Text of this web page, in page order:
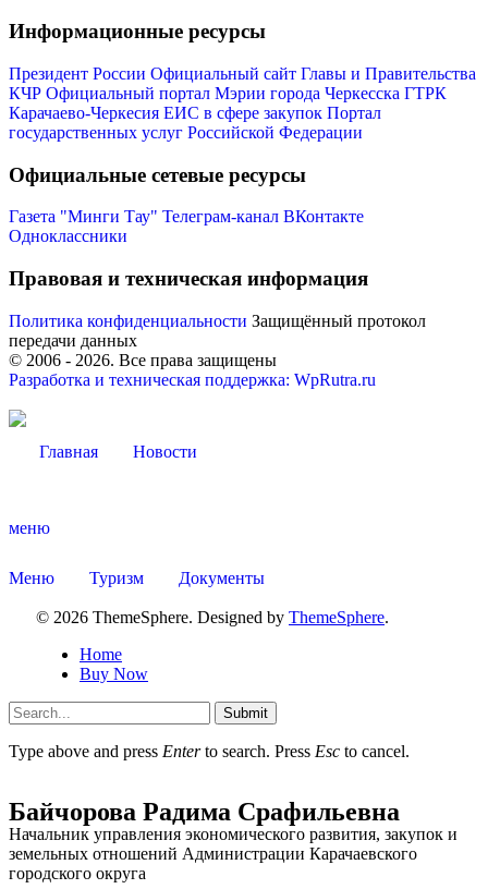
Информационные ресурсы
Президент России Официальный сайт Главы и Правительства
КЧР Официальный портал Мэрии города Черкесска ГТРК
Карачаево-Черкесия ЕИС в сфере закупок Портал
государственных услуг Российской Федерации
Официальные сетевые ресурсы
Газета "Минги Тау" Телеграм-канал ВКонтакте
Одноклассники
Правовая и техническая информация
Политика конфиденциальности Защищённый протокол
передачи данных
© 2006 - 2026. Все права защищены
Разработка и техническая поддержка: WpRutra.ru
Главная Новости
меню
Меню Туризм Документы
© 2026 ThemeSphere. Designed by ThemeSphere.
Home
Buy Now
Submit
Type above and press Enterto search. Press Esc to cancel.
Администрация
Туризм
Байчорова Радима Срафильевна
Начальник управления экономического развития, закупок и
земельных отношений Администрации Карачаевского
городского округа